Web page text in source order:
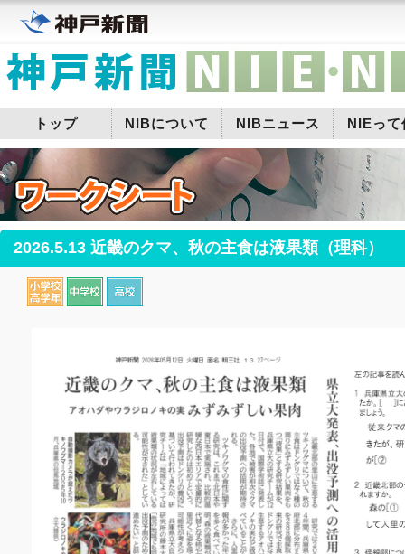
トップ NIBについて NIBニュース NIEって
2026.5.13 近畿のクマ、秋の主食は液果類（理科）